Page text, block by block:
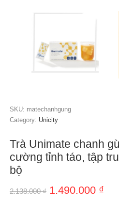
SKU: matechanhgung
Category: Unicity
Trà Unimate chanh
cường tỉnh táo, tập
bộ
2.138.000₫ 1.490.000 ₫